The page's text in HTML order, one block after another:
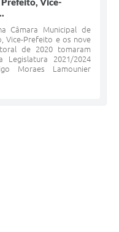
Câmara Municipal de
Vice-Prefeito e os nove
de 2020 tomaram
2021/2024
Moraes Lamounier